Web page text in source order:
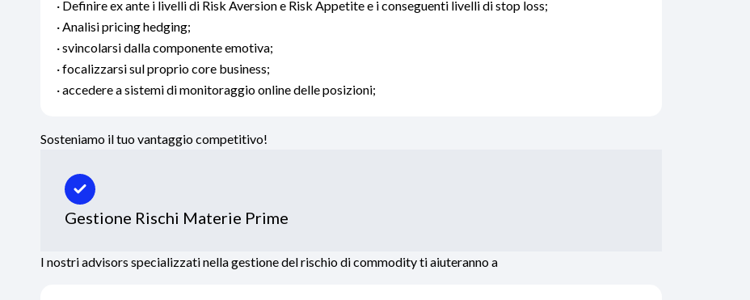
· Definire ex ante i livelli di Risk Aversion e Risk Appetite e i conseguenti livelli di stop loss;
· Analisi pricing hedging;
· svincolarsi dalla componente emotiva;
· focalizzarsi sul proprio core business;
· accedere a sistemi di monitoraggio online delle posizioni;
Sosteniamo il tuo vantaggio competitivo!
Gestione Rischi Materie Prime
I nostri advisors specializzati nella gestione del rischio di commodity ti aiuteranno a